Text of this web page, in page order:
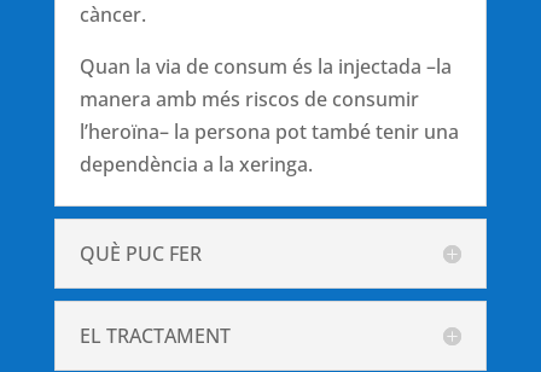
càncer.
Quan la via de consum és la injectada –la
manera amb més riscos de consumir
l’heroïna– la persona pot també tenir una
dependència a la xeringa.
QUÈ PUC FER
EL TRACTAMENT